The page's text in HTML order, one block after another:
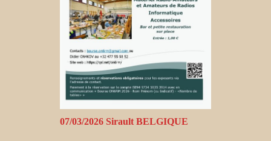
07/03/2026 Sirault BELGIQUE